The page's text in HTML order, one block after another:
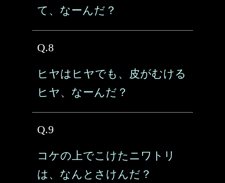
て、なーんだ？
Q.8
ヒヤはヒヤでも、皮がむける
ヒヤ、なーんだ？
Q.9
コケの上でこけたニワトリ
は、なんとさけんだ？